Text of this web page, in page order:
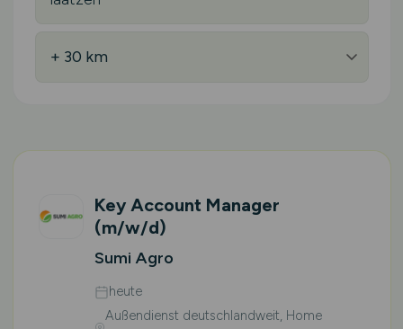
Key Account Manager
(m/w/d)
Sumi Agro
heute
Außendienst deutschlandweit, Home